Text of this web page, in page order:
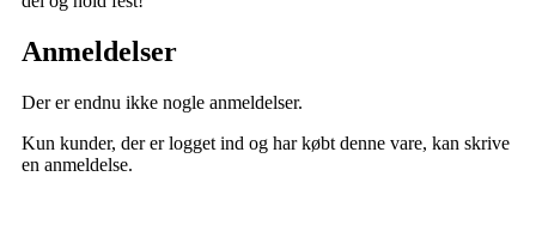
Anmeldelser
Der er endnu ikke nogle anmeldelser.
Kun kunder, der er logget ind og har købt denne vare, kan skrive
en anmeldelse.